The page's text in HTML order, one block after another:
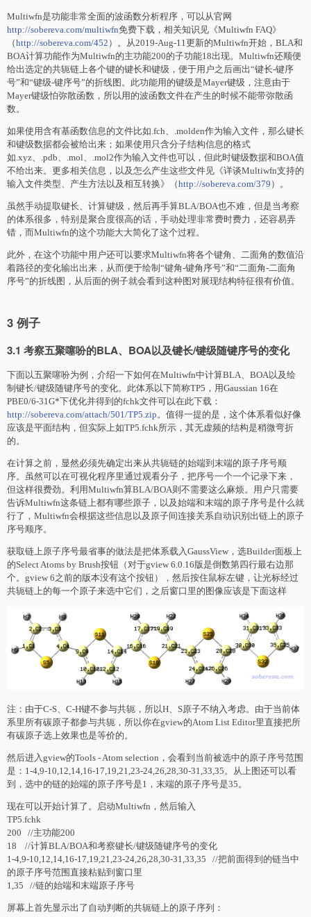
Multiwfn是功能非常全面的波函数分析程序，可以从官网
http://sobereva.com/multiwfn免费下载，相关知识见《Multiwfn FAQ》
（http://sobereva.com/452 ）。从2019-Aug-11更新的Multiwfn开始，BLA和
BOA计算功能作为Multiwfn的主功能200的子功能18出现。Multiwfn还顺便
给出选定的共轭链上各个键的键长和键级，便于用户之后画出“键长-键序
号”和“键级-键序号”的折线图。此功能用的键级是Mayer键级，注意由于
Mayer键级怕弥散函数，所以用的波函数文件在产生的时候不能带弥散函
数。
如果使用含有基函数信息的文件比如.fch、.molden作为输入文件，那么键长
和键级数据都会被给出来；如果使用只含分子结构信息的格式
如.xyz、.pdb、.mol、.mol2作为输入文件也可以，但此时键级数据和BOA值
不给出来。更多相关信息，以及怎么产生这些文件见《详谈Multiwfn支持的
输入文件类型、产生方法以及相互转换》（http://sobereva.com/379 ）。
虽然手动提取键长、计算键级，然后再手算BLA/BOA也不难，但是当考察
的体系很多，特别是聚合度很高的话，手动处理非常费时费力，还容易弄
错，而Multiwfn的这个功能大大简化了这个过程。
此外，在这个功能中用户还可以要求Multiwfn将各个键角、二面角的数值沿
着路径的变化输出出来，从而便于绘制“键角-键角序号”和“二面角-二面角
序号”的折线图，从后面的例子就会看到这种图对展现结构特征很有价值。
3 例子
3.1 考察五聚噻吩的BLA、BOA以及键长/键级随键序号的变化
下面以五聚噻吩为例，介绍一下如何在Multiwfn中计算BLA、BOA以及绘
制键长/键级随键序号的变化。此体系以下简称TP5，用Gaussian 16在
PBE0/6-31G*下优化并得到的fchk文件可以在此下载：
http://sobereva.com/attach/501/TP5.zip 。值得一提的是，这个体系看似好像
应该是平面结构，但实际上如TP5.fchk所示，其无虚频的结构是稍微弯折
的。
在计算之前，显然必须先确定出来从共轭链的始端到末端的原子序号顺
序。虽然可以在可视化程序里通过观看分子，把序号一个一个记录下来，
但这样很费劲。利用Multiwfn算BLA/BOA则不需要这么麻烦。用户只需要
告诉Multiwfn这条链上都有哪些原子，以及始端和末端的原子序号是什么就
行了，Multiwfn会根据这些信息以及原子间连接关系自动识别出链上的原子
序号顺序。
获取链上原子序号最省事的做法是把体系载入GaussView，选Builder面板上
的Select Atoms by Brush按钮（对于gview 6.0.16版是倒数第四行最右边那
个。gview 6之前的版本没有这个按钮），然后按住鼠标左键，让光标经过
共轭链上的每一个原子来选中它们，之后窗口里的图像应该是下面这样
注：由于C-S、C-H键不参与共轭，所以H、S原子不纳入考虑。由于当前体
系里所有碳原子都参与共轭，所以你在gview的Atom List Editor里直接把所
有碳原子选上效果也是等价的。
然后进入gview的Tools - Atom selection，会看到当前被选中的原子序号范围
是：1-4,9-10,12,14,16-17,19,21,23-24,26,28,30-31,33,35。从上图还可以看
到，选中的链的始端的原子序号是1，末端的原子序号是35。
现在可以开始计算了。启动Multiwfn，然后输入
TP5.fchk
200 //主功能200
18 //计算BLA/BOA和考察键长/键级随键序号的变化
1-4,9-10,12,14,16-17,19,21,23-24,26,28,30-31,33,35 //把前面得到的链当中
的原子序号范围直接粘贴到窗口里
1,35 //链的始端和末端原子序号
屏幕上首先显示出了自动判断的共轭链上的原子序列：